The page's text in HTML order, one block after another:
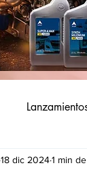
18 dic 20241 min